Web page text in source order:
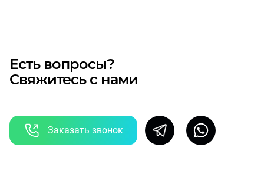
Есть вопросы?
Свяжитесь с нами
Заказать звонок